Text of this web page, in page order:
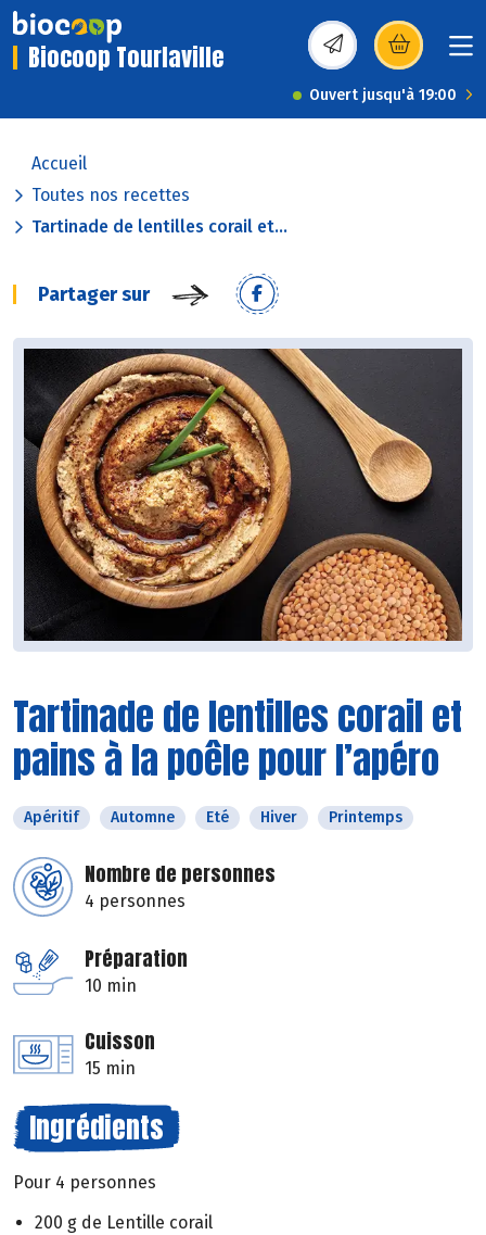
Biocoop Tourlaville (s’ouvre dans une
Ouvert jusqu'à 19:00
Accueil
Toutes nos recettes
Tartinade de lentilles corail et...
Partager sur
Tartinade de lentilles corail et
pains à la poêle pour l’apéro
Apéritif Automne Eté Hiver Printemps
Nombre de personnes
4 personnes
Préparation
10 min
Cuisson
15 min
Ingrédients
Pour 4 personnes
200 g de Lentille corail